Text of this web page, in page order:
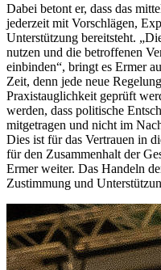
Dabei betont er, dass das
jederzeit mit Vorschlägen,
Unterstützung bereitsteht.
nutzen und die betroffenen
einbinden“, bringt es Ermer
Zeit, denn jede neue
Praxistauglichkeit geprüft
werden, dass politische
mitgetragen und nicht im
Dies ist für das Vertrauen in
für den Zusammenhalt der
Ermer weiter. Das Handeln
Zustimmung und